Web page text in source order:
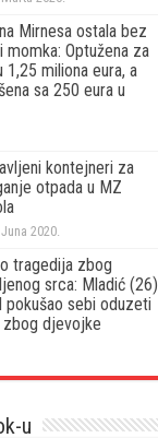
Mirnesa ostala bez
momka: Optužena za
1,25 miliona eura, a
sa 250 eura u
kontejneri za
otpada u MZ
2020.
tragedija zbog
srca: Mladić (26)
pokušao sebi oduzeti
djevojke
u